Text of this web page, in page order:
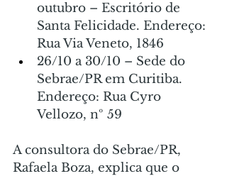
outubro – Escritório de
Santa Felicidade. Endereço:
Rua Via Veneto, 1846
26/10 a 30/10 – Sede do
Sebrae/PR em Curitiba.
Endereço: Rua Cyro
Vellozo, nº 59
A consultora do Sebrae/PR,
Rafaela Boza, explica que o